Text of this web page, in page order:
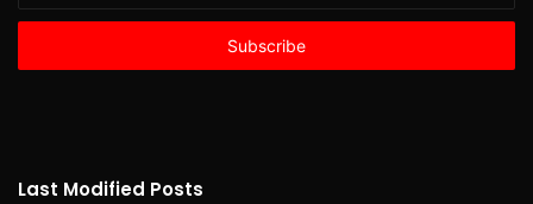
Email
Last Modified Posts